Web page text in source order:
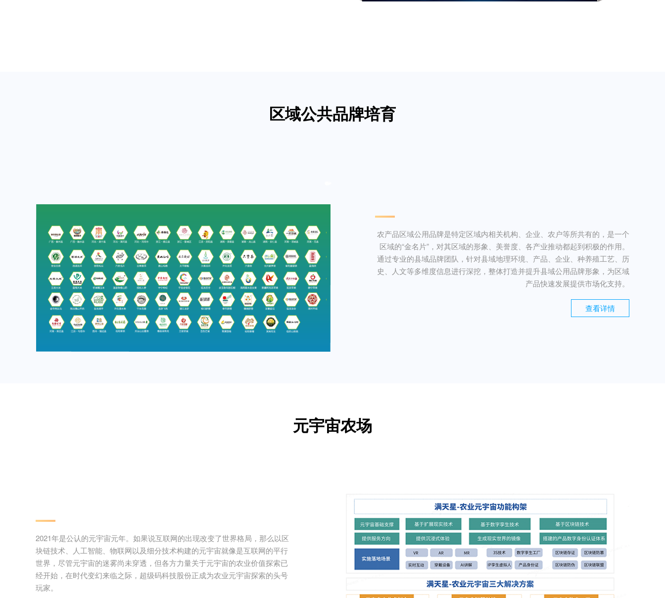
区域公共品牌培育
农产品区域公用品牌是特定区域内相关机构、企业、农户等所共有的，是一个
区域的“金名片”，对其区域的形象、美誉度、各产业推动都起到积极的作用。
通过专业的县域品牌团队，针对县域地理环境、产品、企业、种养殖工艺、历
史、人文等多维度信息进行深挖，整体打造并提升县域公用品牌形象，为区域
产品快速发展提供市场化支持。
查看详情
元宇宙农场
2021年是公认的元宇宙元年。如果说互联网的出现改变了世界格局，那么以区
块链技术、人工智能、物联网以及细分技术构建的元宇宙就像是互联网的平行
世界，尽管元宇宙的迷雾尚未穿透，但各方力量关于元宇宙的农业价值探索已
经开始，在时代变幻来临之际，超级码科技股份正成为农业元宇宙探索的头号
玩家。